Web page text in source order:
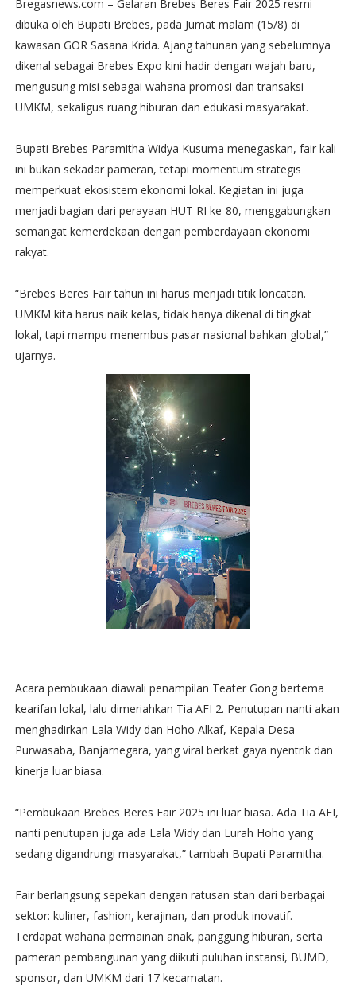
Bregasnews.com – Gelaran Brebes Beres Fair 2025 resmi
dibuka oleh Bupati Brebes, pada Jumat malam (15/8) di
kawasan GOR Sasana Krida. Ajang tahunan yang sebelumnya
dikenal sebagai Brebes Expo kini hadir dengan wajah baru,
mengusung misi sebagai wahana promosi dan transaksi
UMKM, sekaligus ruang hiburan dan edukasi masyarakat.
Bupati Brebes Paramitha Widya Kusuma menegaskan, fair kali
ini bukan sekadar pameran, tetapi momentum strategis
memperkuat ekosistem ekonomi lokal. Kegiatan ini juga
menjadi bagian dari perayaan HUT RI ke-80, menggabungkan
semangat kemerdekaan dengan pemberdayaan ekonomi
rakyat.
“Brebes Beres Fair tahun ini harus menjadi titik loncatan.
UMKM kita harus naik kelas, tidak hanya dikenal di tingkat
lokal, tapi mampu menembus pasar nasional bahkan global,”
ujarnya.
Acara pembukaan diawali penampilan Teater Gong bertema
kearifan lokal, lalu dimeriahkan Tia AFI 2. Penutupan nanti akan
menghadirkan Lala Widy dan Hoho Alkaf, Kepala Desa
Purwasaba, Banjarnegara, yang viral berkat gaya nyentrik dan
kinerja luar biasa.
“Pembukaan Brebes Beres Fair 2025 ini luar biasa. Ada Tia AFI,
nanti penutupan juga ada Lala Widy dan Lurah Hoho yang
sedang digandrungi masyarakat,” tambah Bupati Paramitha.
Fair berlangsung sepekan dengan ratusan stan dari berbagai
sektor: kuliner, fashion, kerajinan, dan produk inovatif.
Terdapat wahana permainan anak, panggung hiburan, serta
pameran pembangunan yang diikuti puluhan instansi, BUMD,
sponsor, dan UMKM dari 17 kecamatan.